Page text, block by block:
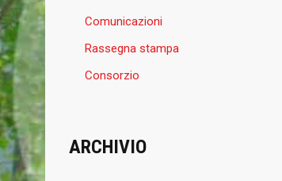
Comunicazioni
Rassegna stampa
Consorzio
ARCHIVIO